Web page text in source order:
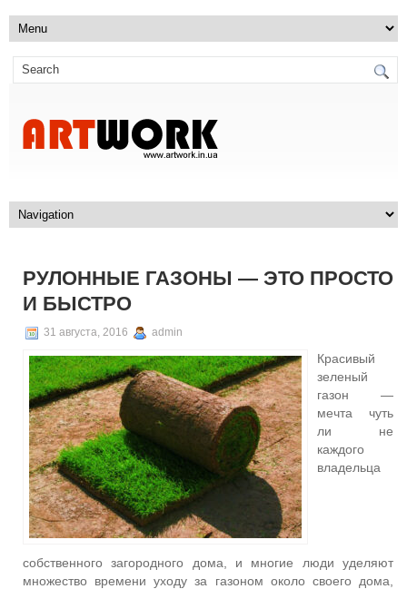
РУЛОННЫЕ ГАЗОНЫ — ЭТО ПРОСТО
И БЫСТРО
31 августа, 2016 admin
Красивый
зеленый
газон —
мечта чуть
ли не
каждого
владельца
собственного загородного дома, и многие люди уделяют
множество времени уходу за газоном около своего дома,